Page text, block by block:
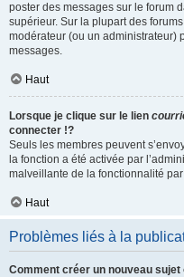
poster des messages sur le forum
supérieur. Sur la plupart des
modérateur (ou un administrateur)
messages.
Haut
Lorsque je clique sur le lien
connecter !?
Seuls les membres peuvent
la fonction a été activée par
malveillante de la fonctionnalité
Haut
Problèmes liés à la
Comment créer un nouveau